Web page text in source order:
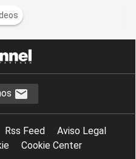
Rss Feed
Aviso Legal
Cookie Center